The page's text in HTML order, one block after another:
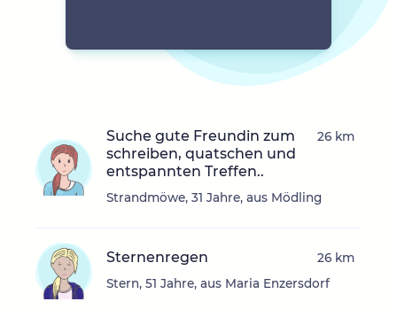
Suche gute Freundin zum
schreiben, quatschen und
entspannten Treffen..
Strandmöwe, 31 Jahre, aus Mödling
26 km
Sternenregen
Stern, 51 Jahre, aus Maria Enzersdorf
26 km